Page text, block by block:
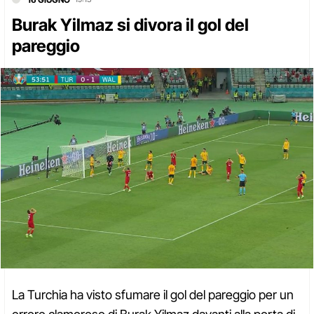
Burak Yilmaz si divora il gol del
pareggio
La Turchia ha visto sfumare il gol del pareggio per un